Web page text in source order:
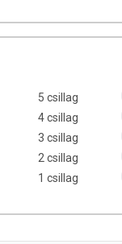
8 káros
5 csillag
4 csillag
3 csillag
2 csillag
1 csillag